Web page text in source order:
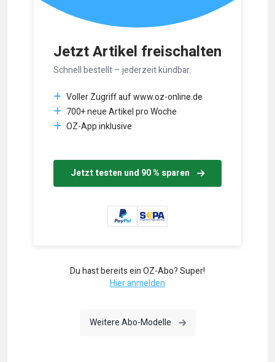
Jetzt Artikel freischalten
Schnell bestellt – jederzeit kündbar.
Voller Zugriff auf www.oz-online.de
700+ neue Artikel pro Woche
OZ-App inklusive
Jetzt testen und 90 % sparen
Du hast bereits ein OZ-Abo? Super!
Hier anmelden
Weitere Abo-Modelle